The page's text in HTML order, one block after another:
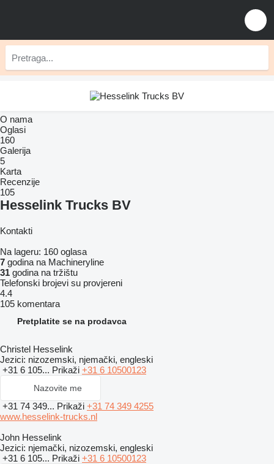
O nama
Oglasi
160
Galerija
5
Karta
Recenzije
105
Hesselink Trucks BV
Kontakti
Na lageru: 160 oglasa
7 godina na Machineryline
31 godina na tržištu
Telefonski brojevi su provjereni
4.4
105 komentara
Pretplatite se na prodavca
Christel Hesselink
Jezici: nizozemski, njemački, engleski
+31 6 105... Prikaži +31 6 10500123
Nazovite me
+31 74 349... Prikaži +31 74 349 4255
www.hesselink-trucks.nl
John Hesselink
Jezici: njemački, nizozemski, engleski
+31 6 105... Prikaži +31 6 10500123